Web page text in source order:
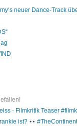
neuer Dance-Track
- Filmkritik Teaser
ist?